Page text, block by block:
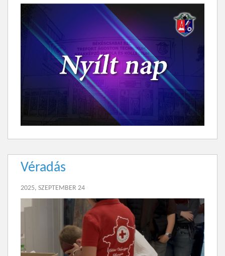
Véradás
2025, SZEPTEMBER 24